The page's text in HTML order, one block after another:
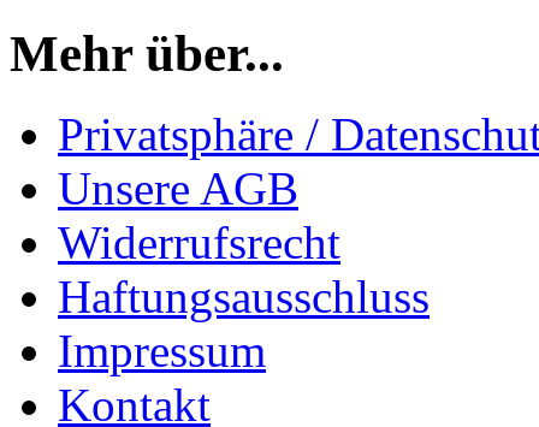
Mehr über...
Privatsphäre /
Unsere AGB
Widerrufsrecht
Haftungsausschluss
Impressum
Kontakt